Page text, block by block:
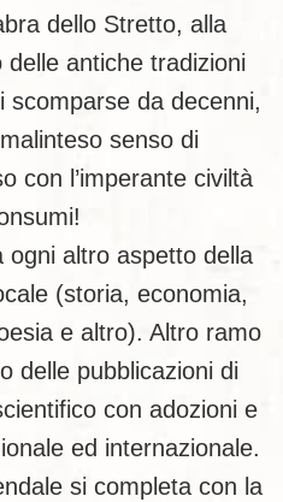
dello Stretto, alla
antiche tradizioni
scomparse da decenni,
senso di
con l’imperante civiltà
ogni altro aspetto della
(storia, economia,
e altro). Altro ramo
delle pubblicazioni di
con adozioni e
ed internazionale.
si completa con la